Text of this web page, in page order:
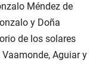
Méndez de
y Doña
de los solares
Aguiar y